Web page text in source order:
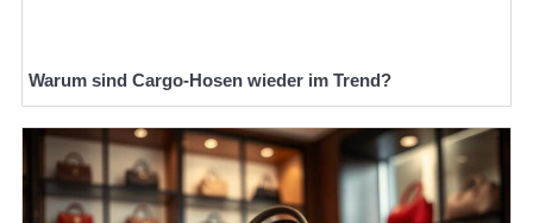
Warum sind Cargo-Hosen wieder im Trend?